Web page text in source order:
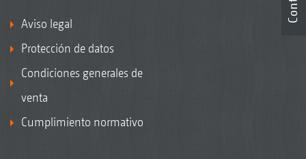
Aviso legal
Protección de datos
Condiciones generales de
venta
Cumplimiento normativo